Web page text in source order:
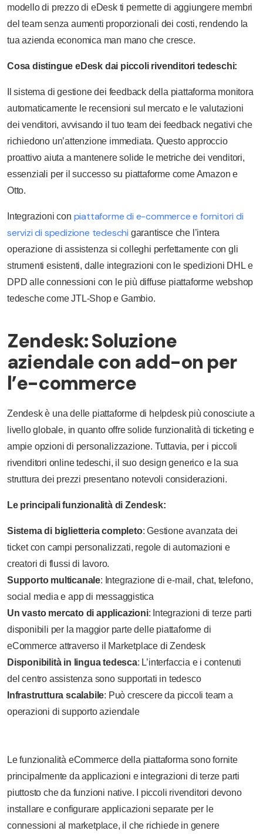
modello di prezzo di eDesk ti permette di aggiungere membri
del team senza aumenti proporzionali dei costi, rendendo la
tua azienda economica man mano che cresce.
Cosa distingue eDesk dai piccoli rivenditori tedeschi:
Il sistema di gestione dei feedback della piattaforma monitora
automaticamente le recensioni sul mercato e le valutazioni
dei venditori, avvisando il tuo team dei feedback negativi che
richiedono un’attenzione immediata. Questo approccio
proattivo aiuta a mantenere solide le metriche dei venditori,
essenziali per il successo su piattaforme come Amazon e
Otto.
Integrazioni con piattaforme di e-commerce e fornitori di
servizi di spedizione tedeschi garantisce che l’intera
operazione di assistenza si colleghi perfettamente con gli
strumenti esistenti, dalle integrazioni con le spedizioni DHL e
DPD alle connessioni con le più diffuse piattaforme webshop
tedesche come JTL-Shop e Gambio.
Zendesk: Soluzione
aziendale con add-on per
l’e-commerce
Zendesk è una delle piattaforme di helpdesk più conosciute a
livello globale, in quanto offre solide funzionalità di ticketing e
ampie opzioni di personalizzazione. Tuttavia, per i piccoli
rivenditori online tedeschi, il suo design generico e la sua
struttura dei prezzi presentano notevoli considerazioni.
Le principali funzionalità di Zendesk:
Sistema di biglietteria completo: Gestione avanzata dei
ticket con campi personalizzati, regole di automazioni e
creatori di flussi di lavoro.
Supporto multicanale: Integrazione di e-mail, chat, telefono,
social media e app di messaggistica
Un vasto mercato di applicazioni: Integrazioni di terze parti
disponibili per la maggior parte delle piattaforme di
eCommerce attraverso il Marketplace di Zendesk
Disponibilità in lingua tedesca: L’interfaccia e i contenuti
del centro assistenza sono supportati in tedesco
Infrastruttura scalabile: Può crescere da piccoli team a
operazioni di supporto aziendale
Le funzionalità eCommerce della piattaforma sono fornite
principalmente da applicazioni e integrazioni di terze parti
piuttosto che da funzioni native. I piccoli rivenditori devono
installare e configurare applicazioni separate per le
connessioni al marketplace, il che richiede in genere